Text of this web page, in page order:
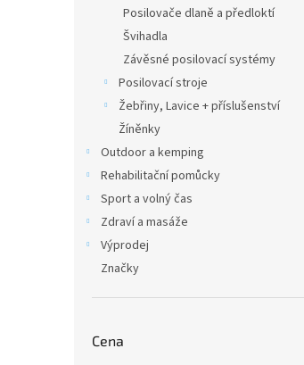
Posilovače dlaně a předloktí
Švihadla
Závěsné posilovací systémy
Posilovací stroje
Žebřiny, Lavice + příslušenství
Žíněnky
Outdoor a kemping
Rehabilitační pomůcky
Sport a volný čas
Zdraví a masáže
Výprodej
Značky
Cena